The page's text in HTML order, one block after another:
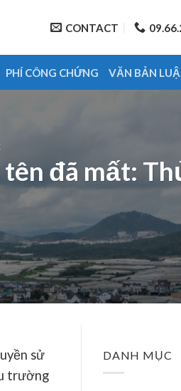
CONTACT
PHÍ CÔNG CHỨNG VĂN BẢN
đã mất:
sử
trường
DANH MỤC